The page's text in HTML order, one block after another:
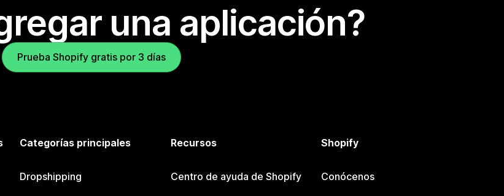
una aplicación?
Prueba Shopify gratis por 3 días
Categorías principales
Dropshipping
Recursos
Centro de ayuda de Shopify
Shopify
Conócenos